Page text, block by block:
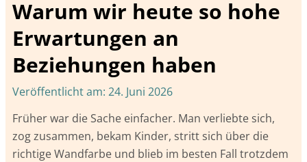
Warum wir heute so hohe
Erwartungen an
Beziehungen haben
Veröffentlicht am: 24. Juni 2026
Früher war die Sache einfacher. Man verliebte sich,
zog zusammen, bekam Kinder, stritt sich über die
richtige Wandfarbe und blieb im besten Fall trotzdem